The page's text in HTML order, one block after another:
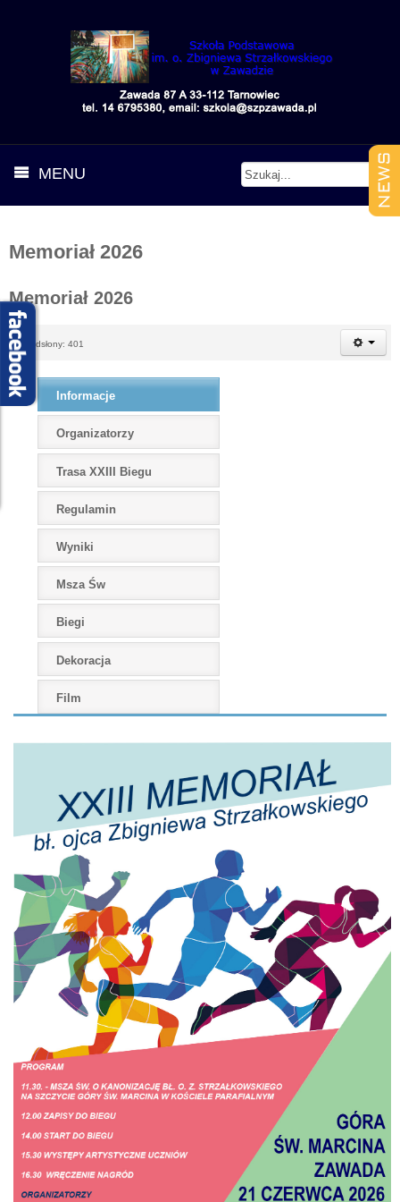
MENU
Memoriał 2026
Memoriał 2026
Odsłony: 401
Informacje
Organizatorzy
Trasa XXIII Biegu
Regulamin
Wyniki
Msza Św
Biegi
Dekoracja
Film